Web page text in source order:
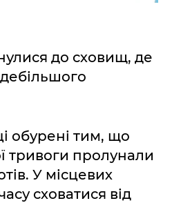
до сховищ, де
обурені тим, що
тривоги пролунали
У місцевих
сховатися від